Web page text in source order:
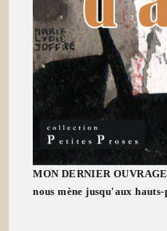
MON DERNIER
nous mène jusqu'aux